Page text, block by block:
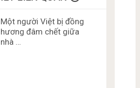
Một người Việt bị đồng
hương đâm chết giữa
nhà …